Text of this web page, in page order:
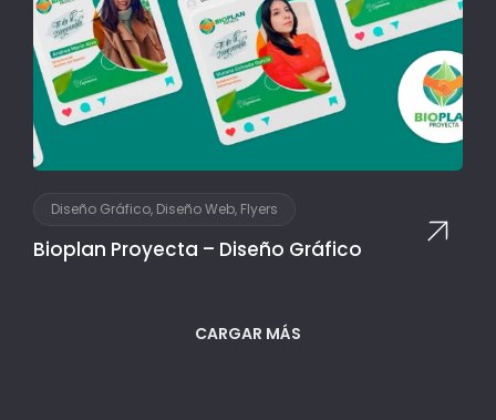
Bioplan Proyecta – Diseño Gráfico
Diseño Gráfico, Diseño Web, Flyers
CARGAR MÁS